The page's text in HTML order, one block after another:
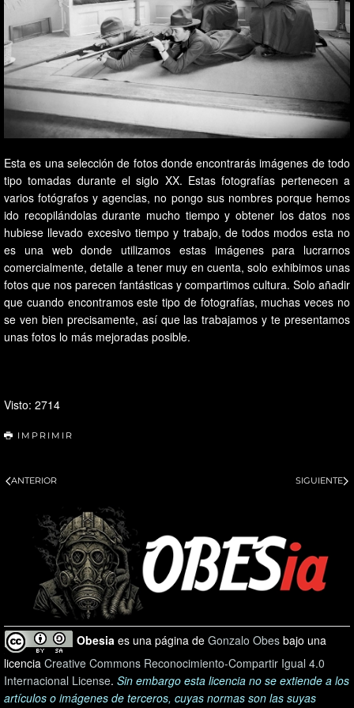
Esta es una selección de fotos donde encontrarás imágenes de todo
tipo tomadas durante el siglo XX. Estas fotografías pertenecen a
varios fotógrafos y agencias, no pongo sus nombres porque hemos
ido recopilándolas durante mucho tiempo y obtener los datos nos
hubiese llevado excesivo tiempo y trabajo, de todos modos esta no
es una web donde utilizamos estas imágenes para lucrarnos
comercialmente, detalle a tener muy en cuenta, solo exhibimos unas
fotos que nos parecen fantásticas y compartimos cultura. Solo añadir
que cuando encontramos este tipo de fotografías, muchas veces no
se ven bien precisamente, así que las trabajamos y te presentamos
unas fotos lo más mejoradas posible.
Visto: 2714
IMPRIMIR
ANTERIOR SIGUIENTE
Obesia es una página de Gonzalo Obes bajo una
licencia Creative Commons Reconocimiento-Compartir Igual 4.0
Internacional License. Sin embargo esta licencia no se extiende a los
artículos o imágenes de terceros, cuyas normas son las suyas